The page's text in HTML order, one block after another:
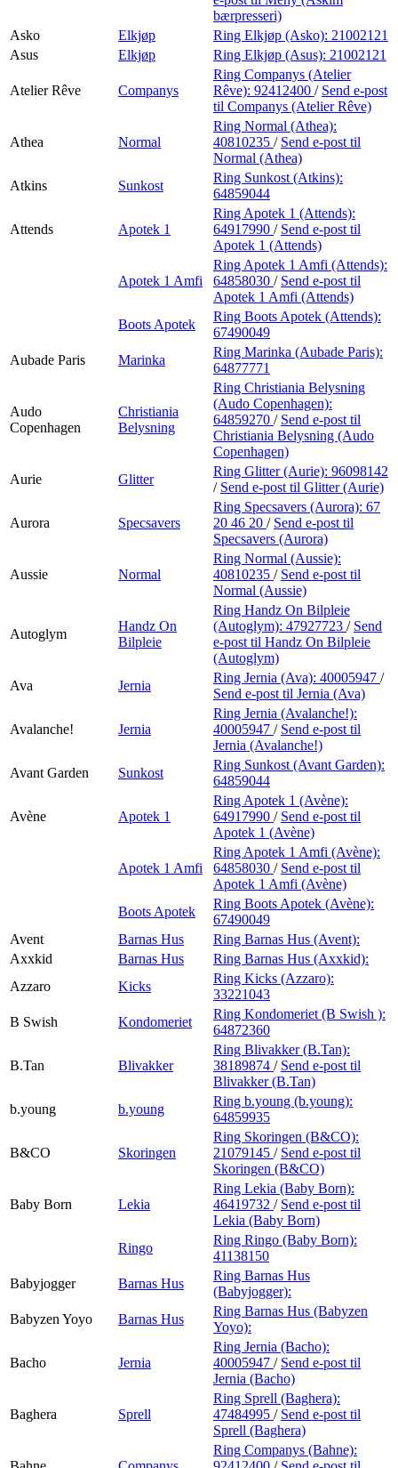
bærpresseri)
Asko
Elkjøp Ring Elkjøp (Asko): 21002121
Asus
Elkjøp Ring Elkjøp (Asus): 21002121
Atelier Rêve Companys
Ring Companys (Atelier
Rêve): 92412400 / Send e-post
til Companys (Atelier Rêve)
Athea Normal
Ring Normal (Athea):
40810235 / Send e-post til
Normal (Athea)
Atkins
Sunkost
Ring Sunkost (Atkins):
64859044
Attends Apotek 1
Ring Apotek 1 (Attends):
64917990 / Send e-post til
Apotek 1 (Attends)
Apotek 1 Amfi
Ring Apotek 1 Amfi (Attends):
64858030 / Send e-post til
Apotek 1 Amfi (Attends)
Boots Apotek
Ring Boots Apotek (Attends):
67490049
Aubade Paris
Marinka
Ring Marinka (Aubade Paris):
64877771
Audo
Copenhagen
Christiania
Belysning
Ring Christiania Belysning
(Audo Copenhagen):
64859270 / Send e-post til
Christiania Belysning (Audo
Copenhagen)
Aurie
Glitter
Ring Glitter (Aurie): 96098142
/ Send e-post til Glitter (Aurie)
Aurora Specsavers
Ring Specsavers (Aurora): 67
20 46 20 / Send e-post til
Specsavers (Aurora)
Aussie Normal
Ring Normal (Aussie):
40810235 / Send e-post til
Normal (Aussie)
Autoglym
Handz On
Bilpleie
Ring Handz On Bilpleie
(Autoglym): 47927723 / Send
e-post til Handz On Bilpleie
(Autoglym)
Ava
Jernia
Ring Jernia (Ava): 40005947 /
Send e-post til Jernia (Ava)
Avalanche! Jernia
Ring Jernia (Avalanche!):
40005947 / Send e-post til
Jernia (Avalanche!)
Avant Garden
Sunkost
Ring Sunkost (Avant Garden):
64859044
Avène Apotek 1
Ring Apotek 1 (Avène):
64917990 / Send e-post til
Apotek 1 (Avène)
Apotek 1 Amfi
Ring Apotek 1 Amfi (Avène):
64858030 / Send e-post til
Apotek 1 Amfi (Avène)
Boots Apotek
Ring Boots Apotek (Avène):
67490049
Avent
Barnas Hus
Ring Barnas Hus (Avent):
Axxkid
Barnas Hus
Ring Barnas Hus (Axxkid):
Azzaro
Kicks
Ring Kicks (Azzaro):
33221043
B Swish
Kondomeriet
Ring Kondomeriet (B Swish ):
64872360
B.Tan Blivakker
Ring Blivakker (B.Tan):
38189874 / Send e-post til
Blivakker (B.Tan)
b.young
b.young
Ring b.young (b.young):
64859935
B&CO Skoringen
Ring Skoringen (B&CO):
21079145 / Send e-post til
Skoringen (B&CO)
Baby Born Lekia
Ring Lekia (Baby Born):
46419732 / Send e-post til
Lekia (Baby Born)
Ringo
Ring Ringo (Baby Born):
41138150
Babyjogger
Barnas Hus
Ring Barnas Hus
(Babyjogger):
Babyzen Yoyo
Barnas Hus
Ring Barnas Hus (Babyzen
Yoyo):
Bacho Jernia
Ring Jernia (Bacho):
40005947 / Send e-post til
Jernia (Bacho)
Baghera Sprell
Ring Sprell (Baghera):
47484995 / Send e-post til
Sprell (Baghera)
Ring Companys (Bahne):